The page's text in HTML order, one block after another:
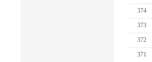
374
373
372
371